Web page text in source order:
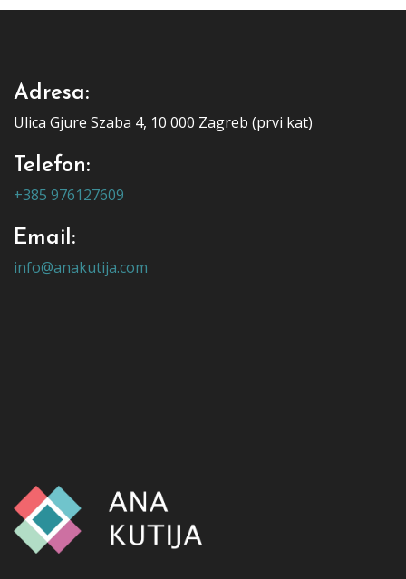
Adresa:
Ulica Gjure Szaba 4, 10 000 Zagreb (prvi kat)
Telefon:
+385 976127609
Email:
info@anakutija.com